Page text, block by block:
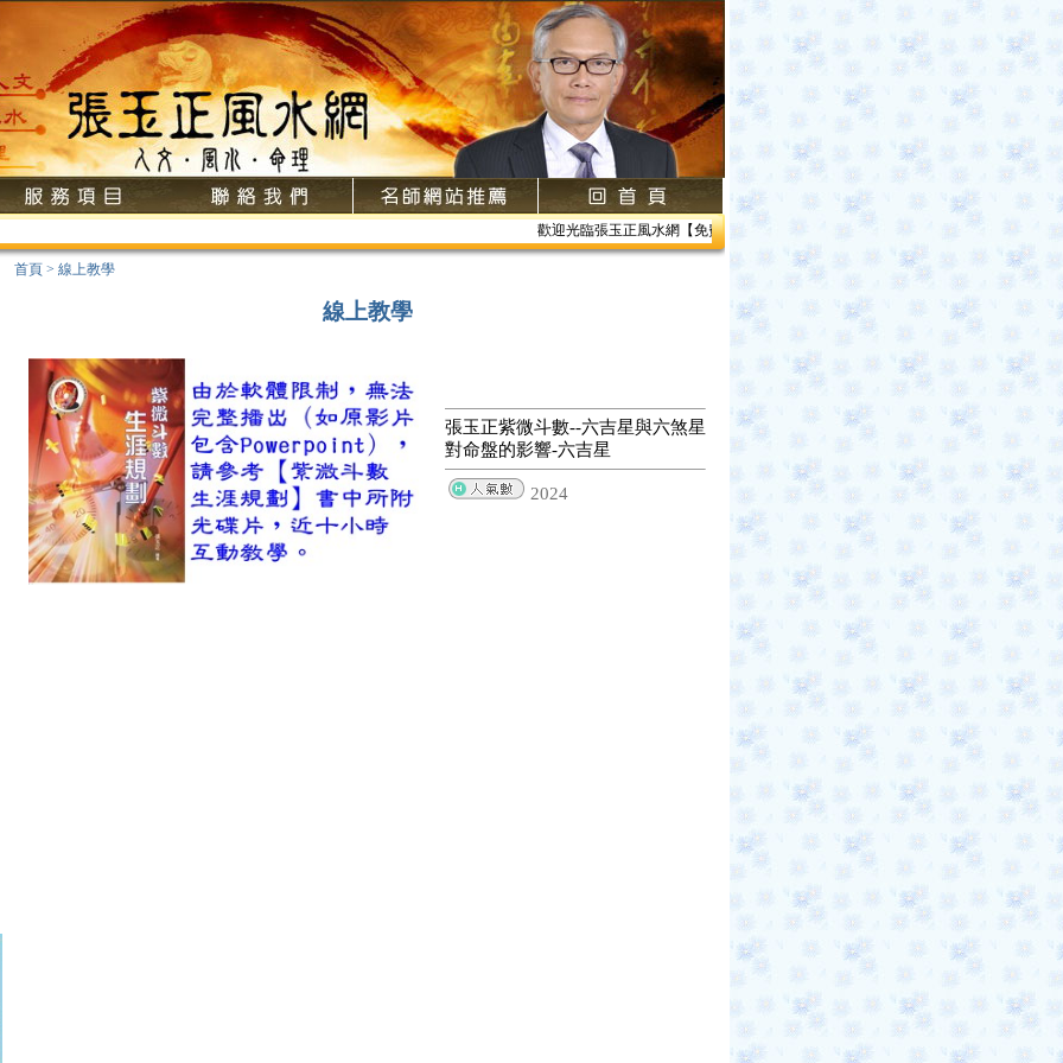
歡迎光臨張玉正風水網【免費網路線上教學】【風水館】1.居家風水2.企業風水3.
首頁 > 線上教學
線上教學
張玉正紫微斗數--六吉星與六煞星
對命盤的影響-六吉星
2024